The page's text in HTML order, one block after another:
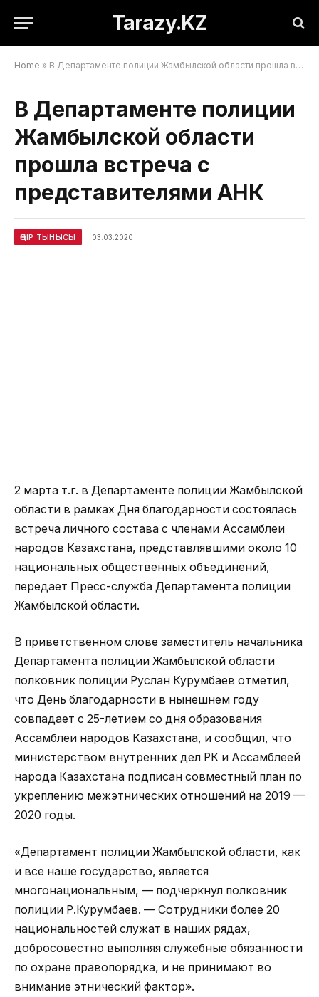
Tarazy.KZ
Home » В Департаменте полиции Жамбылской области прошла встреча с представителями АНК
В Департаменте полиции
Жамбылской области
прошла встреча с
представителями АНК
ӨҢІР ТЫНЫСЫ 03.03.2020
2 марта т.г. в Департаменте полиции Жамбылской
области в рамках Дня благодарности состоялась
встреча личного состава с членами Ассамблеи
народов Казахстана, представлявшими около 10
национальных общественных объединений,
передает Пресс-служба Департамента полиции
Жамбылской области.
В приветственном слове заместитель начальника
Департамента полиции Жамбылской области
полковник полиции Руслан Курумбаев отметил,
что День благодарности в нынешнем году
совпадает с 25-летием со дня образования
Ассамблеи народов Казахстана, и сообщил, что
министерством внутренних дел РК и Ассамблеей
народа Казахстана подписан совместный план по
укреплению межэтнических отношений на 2019 —
2020 годы.
«Департамент полиции Жамбылской области, как
и все наше государство, является
многонациональным, — подчеркнул полковник
полиции Р.Курумбаев. — Сотрудники более 20
национальностей служат в наших рядах,
добросовестно выполняя служебные обязанности
по охране правопорядка, и не принимают во
внимание этнический фактор».